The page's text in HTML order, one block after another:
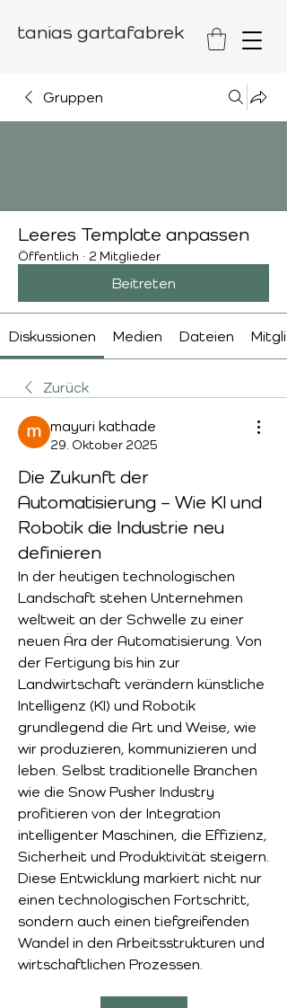
tanias gartafabrek
Gruppen
Leeres Template anpassen
Öffentlich · 2 Mitglieder
Beitreten
Diskussionen Medien Dateien
Zurück
mayuri kathade
29. Oktober 2025
Die Zukunft der
Automatisierung – Wie KI und
Robotik die Industrie neu
definieren
In der heutigen technologischen
Landschaft stehen Unternehmen
weltweit an der Schwelle zu einer
neuen Ära der Automatisierung. Von
der Fertigung bis hin zur
Landwirtschaft verändern künstliche
Intelligenz (KI) und Robotik
grundlegend die Art und Weise, wie
wir produzieren, kommunizieren und
leben. Selbst traditionelle Branchen
wie die Snow Pusher Industry
profitieren von der Integration
intelligenter Maschinen, die Effizienz,
Sicherheit und Produktivität steigern.
Diese Entwicklung markiert nicht nur
einen technologischen Fortschritt,
sondern auch einen tiefgreifenden
Wandel in den Arbeitsstrukturen und
wirtschaftlichen Prozessen.